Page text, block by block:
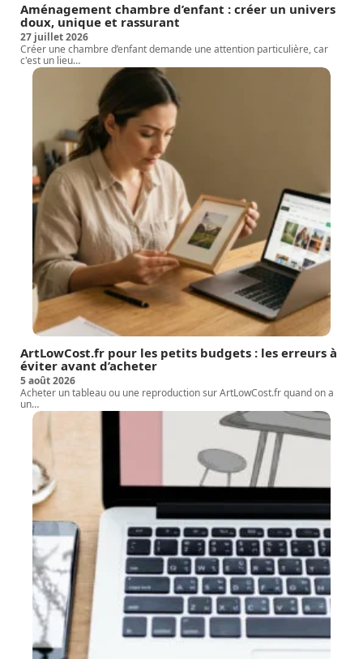
Aménagement chambre d’enfant : créer un univers
doux, unique et rassurant
27 juillet 2026
Créer une chambre d’enfant demande une attention particulière, car
c'est un lieu…
ArtLowCost.fr pour les petits budgets : les erreurs à
éviter avant d’acheter
5 août 2026
Acheter un tableau ou une reproduction sur ArtLowCost.fr quand on a
un…